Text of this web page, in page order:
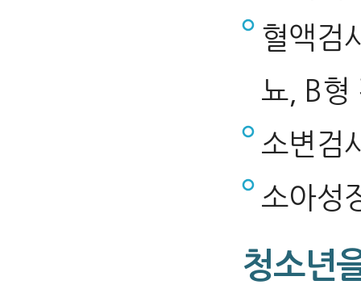
혈액검
뇨, B형
소변검
소아성
청소년